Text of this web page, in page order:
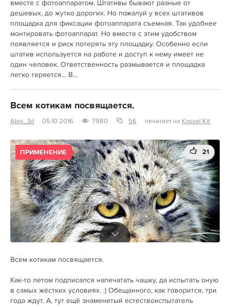
вместе с фотоаппаратом. Штативы бывают разные от
дешевых, до жутко дорогих. Но пожалуй у всех штативов
площадка для фиксации фотоаппарата съемная. Так удобнее
монтировать фотоаппарат. Но вместе с этим удобством
появляется и риск потерять эту площадку. Особенно если
штатив используется на работе и доступ к нему имеет не
один человек. Ответственность размывается и площадка
легко теряется... В...
Всем котикам посвящается.
Alex_3d 05.10.2016 7980 56 печатает на Kossel Kit
ПРИМЕНЕНИЕ 21
Всем котикам посвящается.
Как-то летом подписался напечатать чашку, да испытать оную
в самых жёстких условиях. :) Обещанного, как говорится, три
года ждут. А, тут ещё знаменитый естествоиспытатель